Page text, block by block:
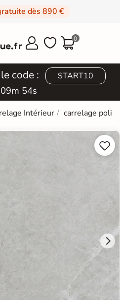
dès 890 €
  0
code : START10
53s
Intérieur carrelage poli

